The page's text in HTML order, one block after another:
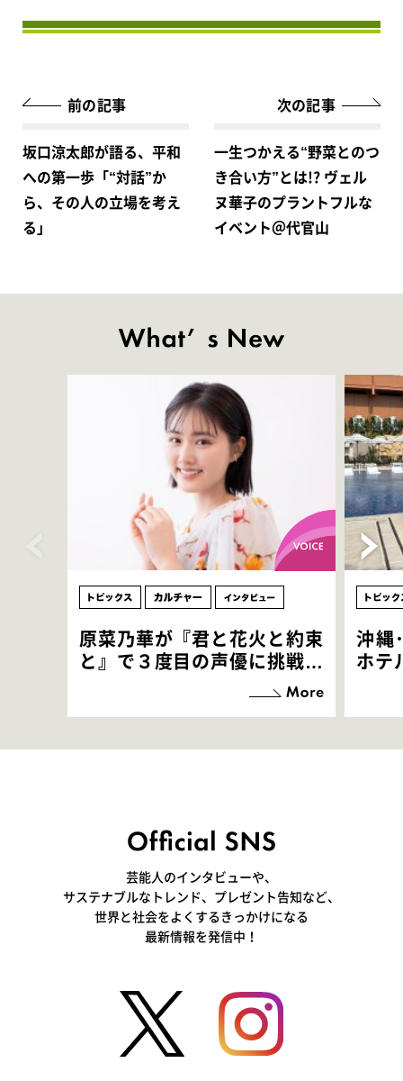
前の記事
坂口涼太郎が語る、平和
への第一歩「“対話”か
ら、その人の立場を考え
る」
次の記事
一生つかえる“野菜とのつ
き合い方”とは!? ヴェル
ヌ華子のプラントフルな
イベント＠代官山
原菜乃華が『君と花火と約束
と』で３度目の声優に挑戦！
「お邪魔させてもらっている
感覚ですが､お芝居に没頭で
沖縄
ホテ
芸能人のインタビューや、
サステナブルなトレンド、プレゼント告知など、
世界と社会をよくするきっかけになる
最新情報を発信中！